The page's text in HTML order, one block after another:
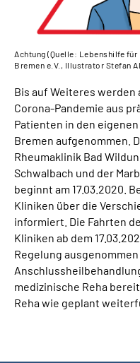
Achtung (Quelle: Lebenshilfe
Bremen e.V., Illustrator Stefan
Bis auf Weiteres
Corona-Pandemie aus
Patienten in den
Bremen aufgenommen.
Rheumaklinik Bad
Schwalbach und der
beginnt am 17.03.2020.
Kliniken über die
informiert. Die Fahrten
Kliniken ab dem
Regelung
medizinische Reha
Reha wie geplant